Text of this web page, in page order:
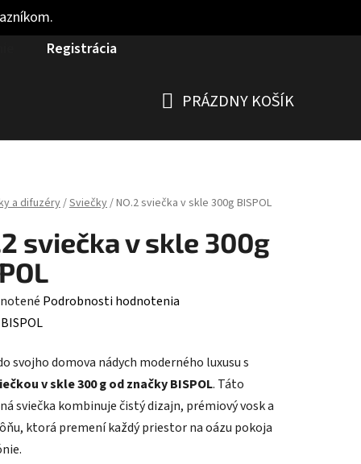
Registrácia
PRÁZDNY KOŠÍK
a difuzéry/Sviečky/NO.2 sviečka v skle 300g BISPOL
sviečka v skle 300g
Podrobnosti hodnotenia
BISPOL
svojho domova nádych moderného luxusu s
v skle 300 g od značky BISPOL. Táto
sviečka kombinuje čistý dizajn, prémiový vosk a
ktorá premení každý priestor na oázu pokoja